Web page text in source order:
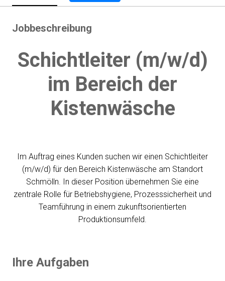
Jobbeschreibung
Schichtleiter (m/w/d)
im Bereich der
Kistenwäsche
Im Auftrag eines Kunden suchen wir einen Schichtleiter
(m/w/d) für den Bereich Kistenwäsche am Standort
Schmölln. In dieser Position übernehmen Sie eine
zentrale Rolle für Betriebshygiene, Prozesssicherheit und
Teamführung in einem zukunftsorientierten
Produktionsumfeld.
Ihre Aufgaben